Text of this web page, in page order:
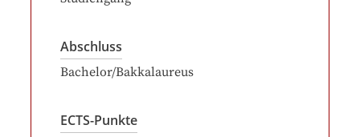
Abschluss
Bachelor/Bakkalaureus
ECTS-Punkte